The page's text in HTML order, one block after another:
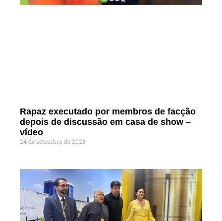
Rapaz executado por membros de facção
depois de discussão em casa de show –
vídeo
24 de setembro de 2023